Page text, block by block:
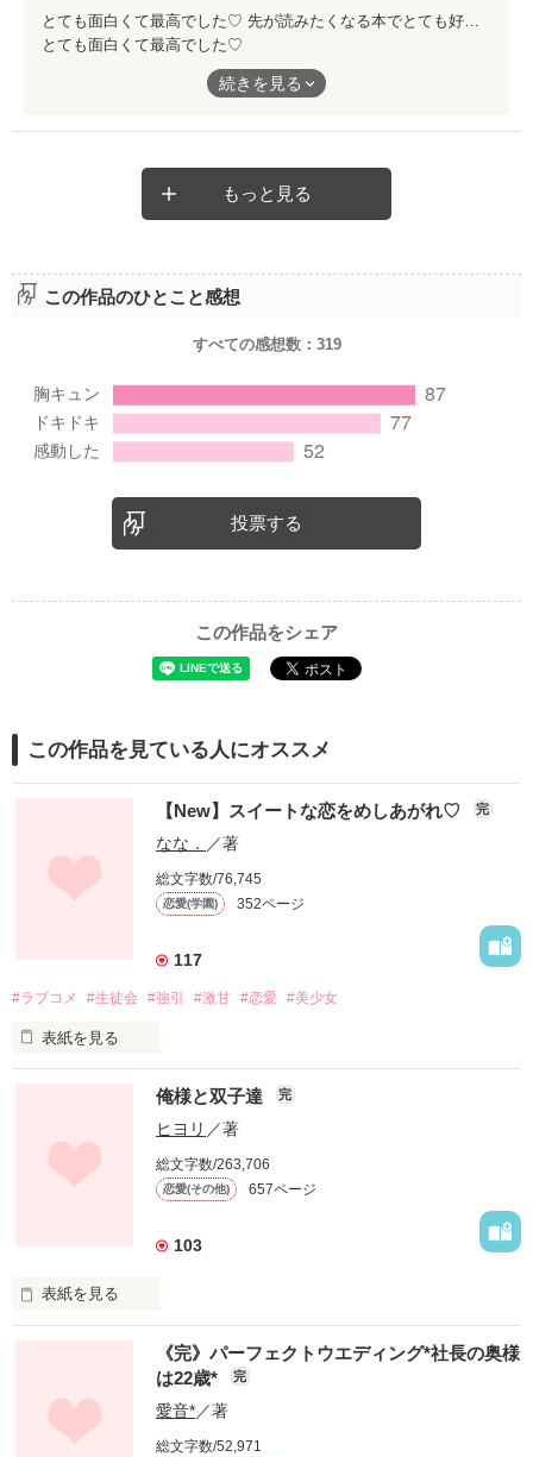
とても面白くて最高でした♡ 先が読みたくなる本でとても好きな本でしたっ♫
とても面白くて最高でした♡
先が読みたくなる本でとても好きな本でしたっ♫
続きを見る
もっと見る
この作品のひとこと感想
すべての感想数： 319
投票する
この作品をシェア
この作品を見ている人にオススメ
【New】スイートな恋をめしあがれ♡ 完
なな． ／著
総文字数/76,745
恋愛(学園) 352ページ
117
#ラブコメ #生徒会 #強引 #激甘 #恋愛 #美少女
表紙を見る
告白を断って襲われそうになったあたしを助けてくれたのは…
この学校の生徒会長！
助けてもらったお礼に
キスされたり、彼女にさせられたり、副会長に任命された
り…。
彼に命令されまくり！！
俺様と双子達 完
ヒヨリ ／著
総文字数/263,706
恋愛(その他) 657ページ
103
表紙を見る
俺様シリーズ第３段!!
蓮司と亜香里の次男
天道 蒼斗(ｱｵﾄ)
もちろんドＳ!!
《完》パーフェクトウエディング*社長の奥様
は22歳*
完
愛音*／著
総文字数/52,971